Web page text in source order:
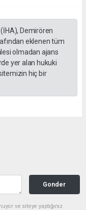
Demirören
eklenen tüm
olmadan ajans
yer alan hukuki
hiç bir
Gonder
ve siteye yaptığınız